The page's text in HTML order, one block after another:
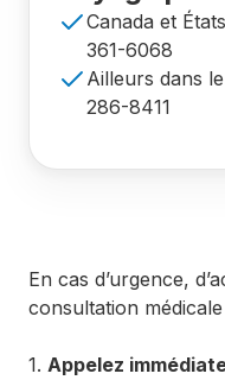
Canada et
361-6068
Ailleurs dans
286-8411
En cas d’urgence,
consultation médicale
1. Appelez